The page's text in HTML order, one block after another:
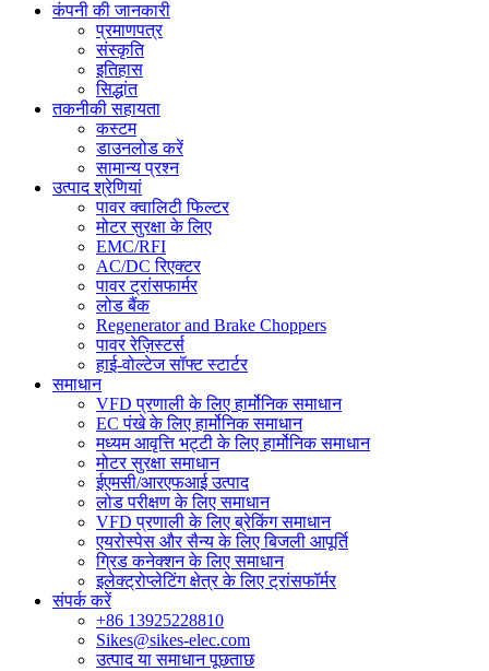
कंपनी की जानकारी
प्रमाणपत्र
संस्कृति
इतिहास
सिद्धांत
तकनीकी सहायता
कस्टम
डाउनलोड करें
सामान्य प्रश्न
उत्पाद श्रेणियां
पावर क्वालिटी फिल्टर
मोटर सुरक्षा के लिए
EMC/RFI
AC/DC रिएक्टर
पावर ट्रांसफार्मर
लोड बैंक
Regenerator and Brake Choppers
पावर रेज़िस्टर्स
हाई-वोल्टेज सॉफ्ट स्टार्टर
समाधान
VFD प्रणाली के लिए हार्मोनिक समाधान
EC पंखे के लिए हार्मोनिक समाधान
मध्यम आवृत्ति भट्टी के लिए हार्मोनिक समाधान
मोटर सुरक्षा समाधान
ईएमसी/आरएफआई उत्पाद
लोड परीक्षण के लिए समाधान
VFD प्रणाली के लिए ब्रेकिंग समाधान
एयरोस्पेस और सैन्य के लिए बिजली आपूर्ति
ग्रिड कनेक्शन के लिए समाधान
इलेक्ट्रोप्लेटिंग क्षेत्र के लिए ट्रांसफॉर्मर
संपर्क करें
+86 13925228810
Sikes@sikes-elec.com
उत्पाद या समाधान पूछताछ